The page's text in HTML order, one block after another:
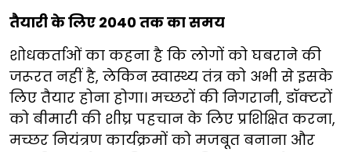
तैयारी के लिए 2040 तक का समय
शोधकर्ताओं का कहना है कि लोगों को घबराने की
जरूरत नहीं है, लेकिन स्वास्थ्य तंत्र को अभी से इसके
लिए तैयार होना होगा। मच्छरों की निगरानी, डॉक्टरों
को बीमारी की शीघ्र पहचान के लिए प्रशिक्षित करना,
मच्छर नियंत्रण कार्यक्रमों को मजबूत बनाना और